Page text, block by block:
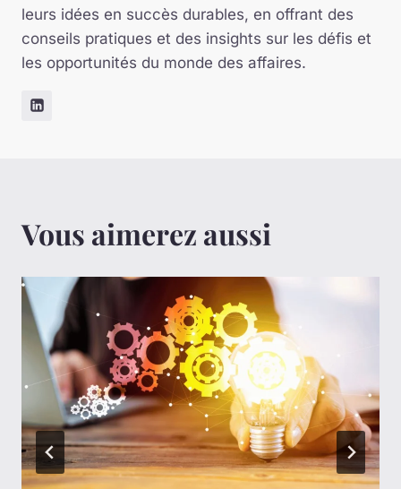
leurs idées en succès durables, en offrant des
conseils pratiques et des insights sur les défis et
les opportunités du monde des affaires.
Vous aimerez aussi